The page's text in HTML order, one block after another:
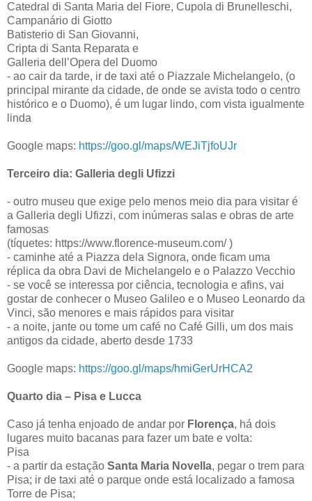
Catedral di Santa Maria del Fiore, Cupola di Brunelleschi,
Campanário di Giotto
Batisterio di San Giovanni,
Cripta di Santa Reparata e
Galleria dell’Opera del Duomo
- ao cair da tarde, ir de taxi até o Piazzale Michelangelo, (o
principal mirante da cidade, de onde se avista todo o centro
histórico e o Duomo), é um lugar lindo, com vista igualmente
linda
Google maps: https://goo.gl/maps/WEJiTjfoUJr
Terceiro dia: Galleria degli Ufizzi
- outro museu que exige pelo menos meio dia para visitar é
a Galleria degli Ufizzi, com inúmeras salas e obras de arte
famosas
(tíquetes: https://www.florence-museum.com/ )
- caminhe até a Piazza dela Signora, onde ficam uma
réplica da obra Davi de Michelangelo e o Palazzo Vecchio
- se você se interessa por ciência, tecnologia e afins, vai
gostar de conhecer o Museo Galileo e o Museo Leonardo da
Vinci, são menores e mais rápidos para visitar
- a noite, jante ou tome um café no Café Gilli, um dos mais
antigos da cidade, aberto desde 1733
Google maps: https://goo.gl/maps/hmiGerUrHCA2
Quarto dia – Pisa e Lucca
Caso já tenha enjoado de andar por Florença, há dois
lugares muito bacanas para fazer um bate e volta:
Pisa
- a partir da estação Santa Maria Novella, pegar o trem para
Pisa; ir de taxi até o parque onde está localizado a famosa
Torre de Pisa;